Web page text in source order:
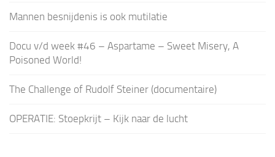
Mannen besnijdenis is ook mutilatie
Docu v/d week #46 – Aspartame – Sweet Misery, A
Poisoned World!
The Challenge of Rudolf Steiner (documentaire)
OPERATIE: Stoepkrijt – Kijk naar de lucht